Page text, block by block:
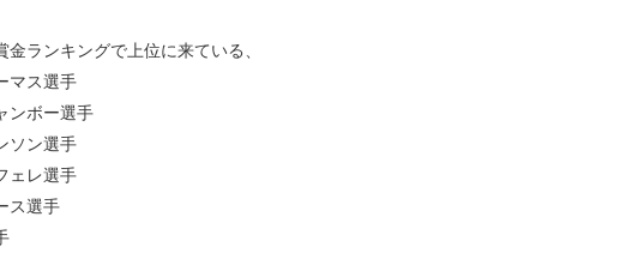
ランキングで上位に来ている、
マス選手
ンボー選手
ソン選手
ェレ選手
ス選手